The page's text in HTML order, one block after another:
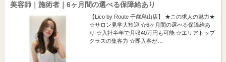
美容師｜施術者｜6ヶ月間の選べる保障給あり
【Lico by Route 千歳烏山店】 ★この求人の魅力★
☆サロン見学大歓迎 ☆6ヶ月間の選べる保障給あ
り ☆入社半年で月収40万円も可能 ☆エリアトップ
クラスの集客力 ☆即入客が…